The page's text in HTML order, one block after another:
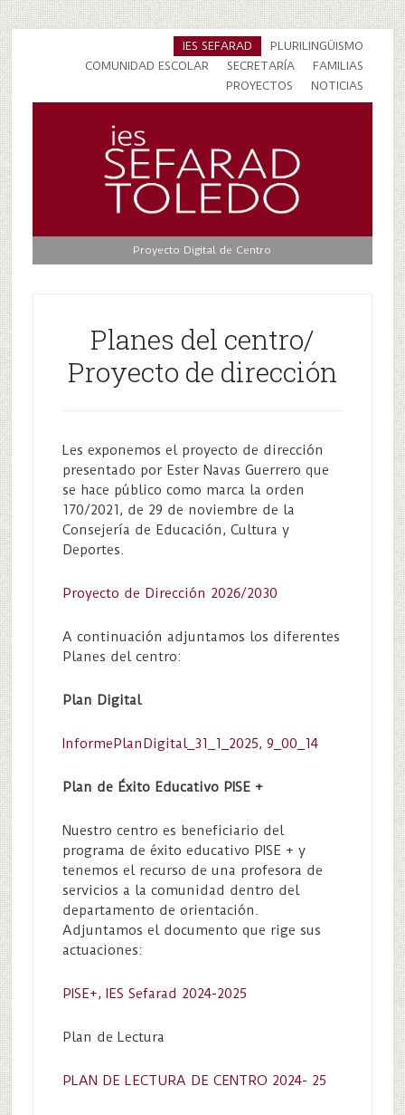
IES SEFARAD
PLURILINGÜISMO
COMUNIDAD ESCOLAR
SECRETARÍA
FAMILIAS
PROYECTOS
NOTICIAS
Proyecto Digital de Centro
Planes del centro/
Proyecto de dirección
Les exponemos el proyecto de dirección
presentado por Ester Navas Guerrero que
se hace público como marca la orden
170/2021, de 29 de noviembre de la
Consejería de Educación, Cultura y
Deportes.
Proyecto de Dirección 2026/2030
A continuación adjuntamos los diferentes
Planes del centro:
Plan Digital
InformePlanDigital_31_1_2025, 9_00_14
Plan de Éxito Educativo PISE +
Nuestro centro es beneficiario del
programa de éxito educativo PISE + y
tenemos el recurso de una profesora de
servicios a la comunidad dentro del
departamento de orientación.
Adjuntamos el documento que rige sus
actuaciones:
PISE+, IES Sefarad 2024-2025
Plan de Lectura
PLAN DE LECTURA DE CENTRO 2024- 25